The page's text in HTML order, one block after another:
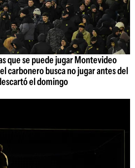
que se puede jugar Montevideo
carbonero busca no jugar antes del
el domingo